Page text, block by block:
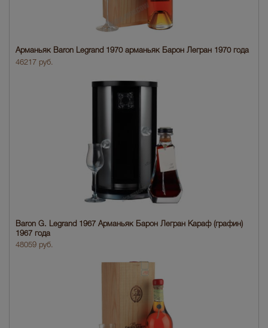
Арманьяк Baron Legrand 1970 арманьяк Барон Легран 1970 года
46217 руб.
Baron G. Legrand 1967 Арманьяк Барон Легран Караф (графин)
1967 года
48059 руб.